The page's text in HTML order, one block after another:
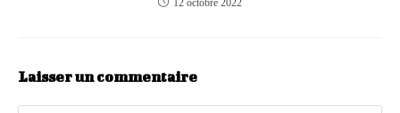
12 octobre 2022
Laisser un commentaire